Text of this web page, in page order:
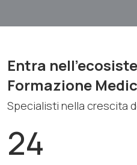
Entra
Formazione
Specialisti nella crescita
24